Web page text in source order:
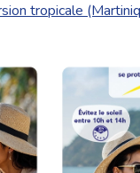
tropicale